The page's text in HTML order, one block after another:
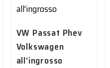
VW Passat Phev
Volkswagen
all'ingrosso